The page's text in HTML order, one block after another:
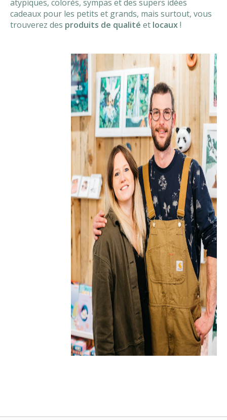
atypiques, colorés, sympas et des supers idées
cadeaux pour les petits et grands, mais surtout, vous
trouverez des produits de qualité et locaux!